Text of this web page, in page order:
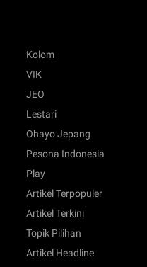
Kolom
VIK
JEO
Lestari
Ohayo Jepang
Pesona Indonesia
Play
Artikel Terpopuler
Artikel Terkini
Topik Pilihan
Artikel Headline